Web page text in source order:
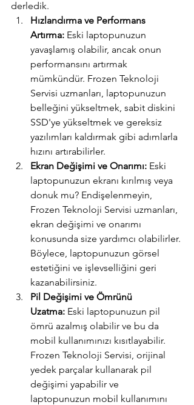
derledik.
Hızlandırma ve Performans
Artırma: Eski laptopunuzun
yavaşlamış olabilir, ancak onun
performansını artırmak
mümkündür. Frozen Teknoloji
Servisi uzmanları, laptopunuzun
belleğini yükseltmek, sabit diskini
SSD'ye yükseltmek ve gereksiz
yazılımları kaldırmak gibi adımlarla
hızını artırabilirler.
Ekran Değişimi ve Onarımı: Eski
laptopunuzun ekranı kırılmış veya
donuk mu? Endişelenmeyin,
Frozen Teknoloji Servisi uzmanları,
ekran değişimi ve onarımı
konusunda size yardımcı olabilirler.
Böylece, laptopunuzun görsel
estetiğini ve işlevselliğini geri
kazanabilirsiniz.
Pil Değişimi ve Ömrünü
Uzatma: Eski laptopunuzun pil
ömrü azalmış olabilir ve bu da
mobil kullanımınızı kısıtlayabilir.
Frozen Teknoloji Servisi, orijinal
yedek parçalar kullanarak pil
değişimi yapabilir ve
laptopunuzun mobil kullanımını